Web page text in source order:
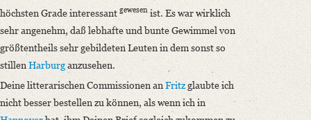
höchsten Grade interessant gewesen ist. Es war wirklich
sehr angenehm, daß lebhafte und bunte Gewimmel von
größtentheils sehr gebildeten Leuten in dem sonst so
stillen Harburganzusehen.
Deine litterarischen Commissionen an Fritzglaubte ich
nicht besser bestellen zu können, als wenn ich in